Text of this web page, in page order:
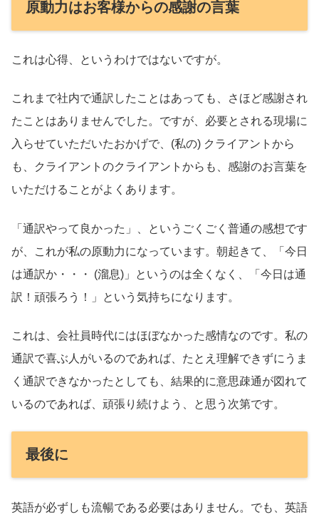
原動力はお客様からの感謝の言葉
これは心得、というわけではないですが。
これまで社内で通訳したことはあっても、さほど感謝され
たことはありませんでした。ですが、必要とされる現場に
入らせていただいたおかげで、(私の) クライアントから
も、クライアントのクライアントからも、感謝のお言葉を
いただけることがよくあります。
「通訳やって良かった」、というごくごく普通の感想です
が、これが私の原動力になっています。朝起きて、「今日
は通訳か・・・ (溜息)」というのは全くなく、「今日は通
訳！頑張ろう！」という気持ちになります。
これは、会社員時代にはほぼなかった感情なのです。私の
通訳で喜ぶ人がいるのであれば、たとえ理解できずにうま
く通訳できなかったとしても、結果的に意思疎通が図れて
いるのであれば、頑張り続けよう、と思う次第です。
最後に
英語が必ずしも流暢である必要はありません。でも、英語